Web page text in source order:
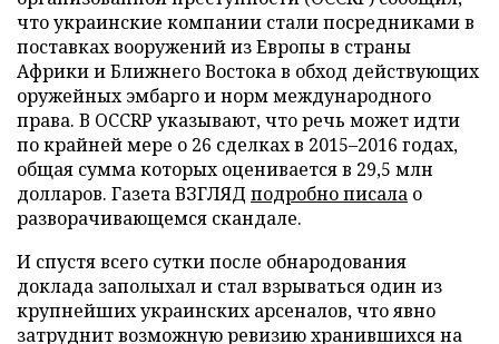
что украинские компании стали посредниками в
поставках вооружений из Европы в страны
Африки и Ближнего Востока в обход действующих
оружейных эмбарго и норм международного
права. В OCCRP указывают, что речь может идти
по крайней мере о 26 сделках в 2015–2016 годах,
общая сумма которых оценивается в 29,5 млн
долларов. Газета ВЗГЛЯД подробно писала о
разворачивающемся скандале.
И спустя всего сутки после обнародования
доклада заполыхал и стал взрываться один из
крупнейших украинских арсеналов, что явно
затруднит возможную ревизию хранившихся на